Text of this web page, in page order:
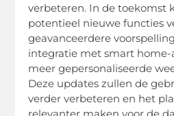
verbeteren. In de toekomst
potentieel nieuwe functies
geavanceerdere
integratie met smart home-
meer gepersonaliseerde
Deze updates zullen de
verder verbeteren en het